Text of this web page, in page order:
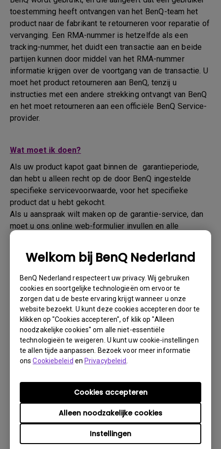
Welkom bij BenQ Nederland
BenQ Nederland respecteert uw privacy. Wij gebruiken
cookies en soortgelijke technologieën om ervoor te
zorgen dat u de beste ervaring krijgt wanneer u onze
website bezoekt. U kunt deze cookies accepteren door te
klikken op "Cookies accepteren", of klik op "Alleen
noodzakelijke cookies" om alle niet-essentiële
technologieën te weigeren. U kunt uw cookie-instellingen
te allen tijde aanpassen. Bezoek voor meer informatie
onsCookiebeleid en Privacybeleid
Instellingen
Alleen noodzakelijke cookies
Cookies accepteren
toestemming heeft ontvangen van het BenQ-team het
product naar de fabrikant te retourneren voor reparatie of
vervanging. Een RMA-nummer is hetzelfde als een
tracking-nummer, het duidt een transactie aan en beide
partijen kunnen door middel van het RMA-nummer
informatie krijgen over de voortgang van de transactie. U
moet het product retourneren aan BenQ, tenzij u
instructies met een andere strekking ontvangt van BenQ
en het moet retourneren aan een officiële BenQ Service-
provider.
Wat moet ik doen?
Als uw product kapot gaat binnen de garantieperiode,
dan hebt u alleen recht op de door BenQ ingestelde
specifieke servicevoorwaarde, voor het specifieke
product dat u hebt gekocht.
Als u aanspraak wilt maken op de garantie-service, dan
moet u ons online web-formulier invullen en alle
noodzakelijke informatie over uw product en het defect
verstrekken en uw contactgegevens doorgeven. U kunt
dit doen op www.benq.eu of op de BenQ-website van uw
land.
Er wordt dan via e-mail contact met u opgenomen
door het BenQ Technical Support Team ("BenQ Team").
Het BenQ Team zal proberen via diverse stappen met u
het probleem op te lossen of vaststellen dat het
product defect is.Zodra door de medewerker die u
bijstaat, is vastgesteld dat het product defect is, zal
er een RMA-nummer voor uw product worden
uitgegeven.U moet het product retourneren aan BenQ,
tenzij u instructies met een andere strekking ontvangt
van BenQ en het moet retourneren aan een officiële
BenQ Service-provider. Is uw product afgeleverd met
fysieke schade, dan verzoeken wij u van tevoren de
volgende informatie gereed te hebben.
Dit zal ons helpen uit te vinden of de schade is ontstaan